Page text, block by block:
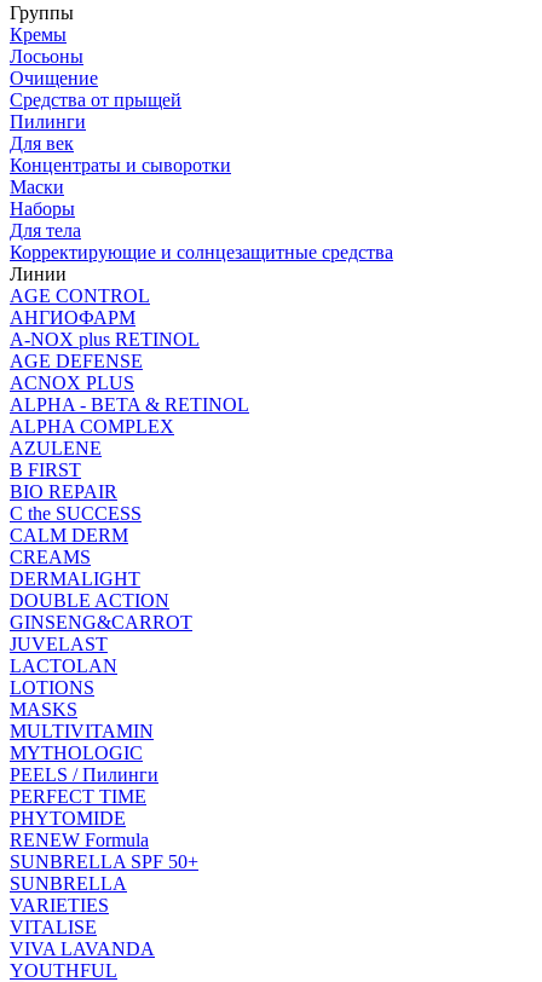
Группы
Кремы
Лосьоны
Очищение
Средства от прыщей
Пилинги
Для век
Концентраты и сыворотки
Маски
Наборы
Для тела
Корректирующие и солнцезащитные средства
Линии
AGE CONTROL
АНГИОФАРМ
A-NOX plus RETINOL
AGE DEFENSE
ACNOX PLUS
ALPHA - BETA & RETINOL
ALPHA COMPLEX
AZULENE
B FIRST
BIO REPAIR
C the SUCCESS
CALM DERM
CREAMS
DERMALIGHT
DOUBLE ACTION
GINSENG&CARROT
JUVELAST
LACTOLAN
LOTIONS
MASKS
MULTIVITAMIN
MYTHOLOGIC
PEELS / Пилинги
PERFECT TIME
PHYTOMIDE
RENEW Formula
SUNBRELLA SPF 50+
SUNBRELLA
VARIETIES
VITALISE
VIVA LAVANDA
YOUTHFUL